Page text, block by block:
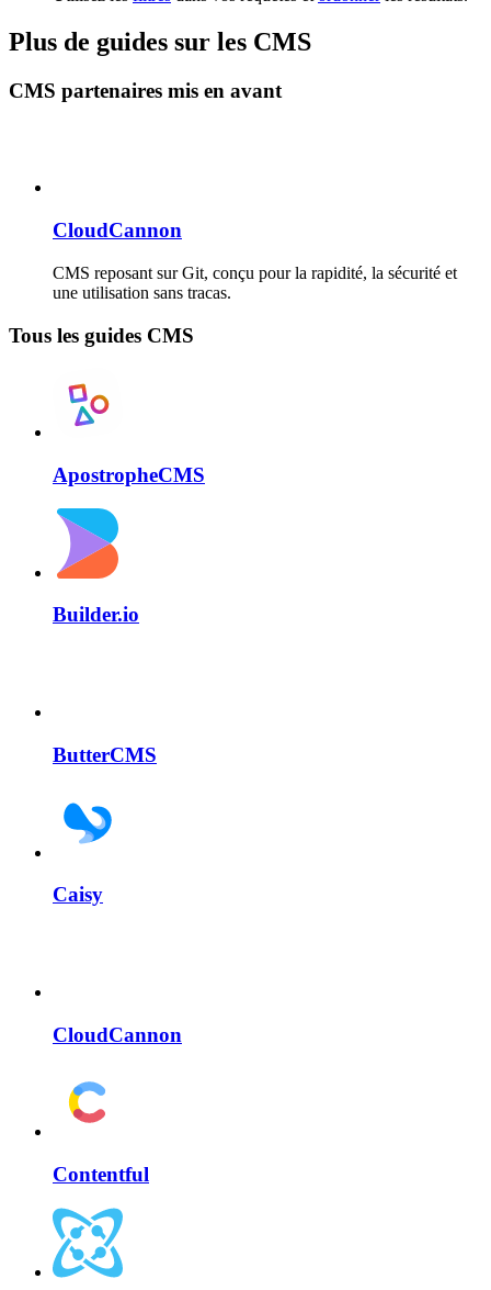
Plus de guides sur les CMS
CMS partenaires mis en avant
CloudCannon
CMS reposant sur Git, conçu pour la rapidité, la sécurité et
une utilisation sans tracas.
Tous les guides CMS
ApostropheCMS
Builder.io
ButterCMS
Caisy
CloudCannon
Contentful